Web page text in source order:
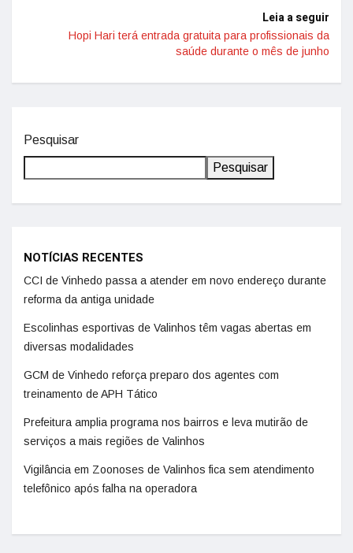
Leia a seguir
Hopi Hari terá entrada gratuita para profissionais da
saúde durante o mês de junho
Pesquisar
Pesquisar
NOTÍCIAS RECENTES
CCI de Vinhedo passa a atender em novo endereço durante
reforma da antiga unidade
Escolinhas esportivas de Valinhos têm vagas abertas em
diversas modalidades
GCM de Vinhedo reforça preparo dos agentes com
treinamento de APH Tático
Prefeitura amplia programa nos bairros e leva mutirão de
serviços a mais regiões de Valinhos
Vigilância em Zoonoses de Valinhos fica sem atendimento
telefônico após falha na operadora